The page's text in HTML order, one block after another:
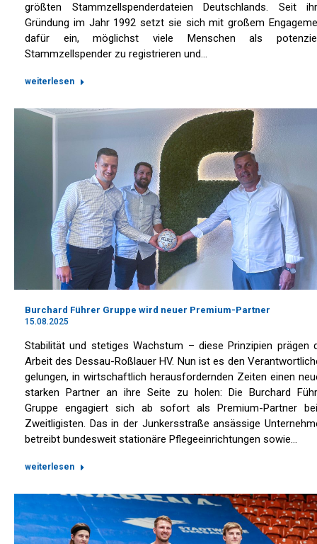
größten Stammzellspenderdateien Deutschlands. Seit
Gründung im Jahr 1992 setzt sie sich mit großem
dafür ein, möglichst viele Menschen als
Stammzellspender zu registrieren und…
weiterlesen
Burchard Führer Gruppe wird neuer Premium-Partner
15.08.2025
Stabilität und stetiges Wachstum – diese Prinzipien prägen
Arbeit des Dessau-Roßlauer HV. Nun ist es den
gelungen, in wirtschaftlich herausfordernden Zeiten einen
starken Partner an ihre Seite zu holen: Die Burchard
Gruppe engagiert sich ab sofort als Premium-Partner
Zweitligisten. Das in der Junkersstraße ansässige
betreibt bundesweit stationäre Pflegeeinrichtungen sowie…
weiterlesen